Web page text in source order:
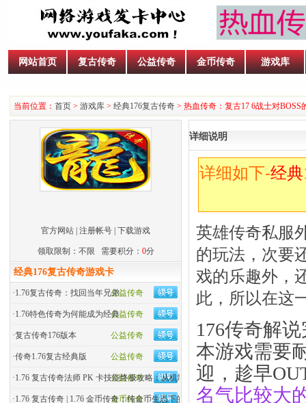
网站首页 复古传奇 公益传奇 金币传奇 游戏库
当前位置： 首页 > 游戏库 > 经典176复古传奇 > 热血传奇：复古17 6战士对BOSS
官方网站 注册帐号 下载游戏
领取限制：不限 需要积分： 0分
经典176复古传奇游戏卡
公益传奇
·1.76复古传奇：找回当年兄弟
公益传奇
·1.76特色传奇为何能成为经典
公益传奇
·复古传奇176版本
公益传奇
·传奇1.76复古经典版
公益传奇
·1.76 复古传奇法师 PK 卡技能终极攻略：从机制到实战
金币传奇
·1.76 复古传奇 | 1.76 金币传奇：纯金币生态下的玛法�
详细说明
详细如下-经
英雄传奇私服
的玩法，次要
戏的乐趣外，
此，所以在这
176传奇解
本游戏需要
迎，趁早
名气比较大